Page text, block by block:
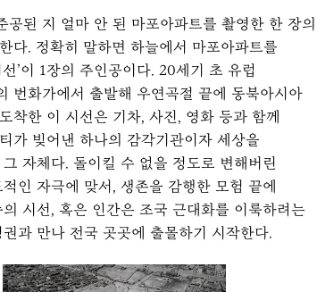
공된 지 얼마 안 된 마포아파트를 촬영한 한 장의
다. 정확히 말하면 하늘에서 마포아파트를
’이 1장의 주인공이다. 20세기 초 유럽
번화가에서 출발해 우연곡절 끝에 동북아시아
착한 이 시선은 기차, 사진, 영화 등과 함께
가 빚어낸 하나의 감각기관이자 세상을
자체다. 돌이킬 수 없을 정도로 변해버린
인 자극에 맞서, 생존을 감행한 모험 끝에
시선, 혹은 인간은 조국 근대화를 이룩하려는
과 만나 전국 곳곳에 출몰하기 시작한다.